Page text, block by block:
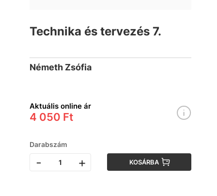
Technika és tervezés 7.
Németh Zsófia
Aktuális online ár
4 050 Ft
Darabszám
- + KOSÁRBA